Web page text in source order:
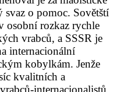
svaz o pomoc. Sovětští
osobní rozkaz rychle
vrabců, a SSSR je
internacionální
kobylkám. Jenže
kvalitních a